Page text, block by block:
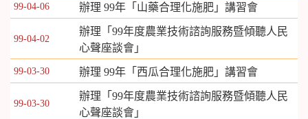
99-04-06 辦理 99年「山藥合理化施肥」講習會
99-04-02
辦理「99年度農業技術諮詢服務暨傾聽人民
心聲座談會」
99-03-30 辦理 99年「西瓜合理化施肥」講習會
99-03-30
辦理「99年度農業技術諮詢服務暨傾聽人民
心聲座談會」